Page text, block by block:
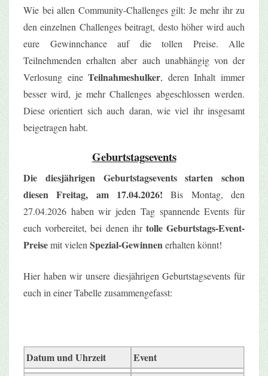
Wie bei allen Community-Challenges gilt: Je mehr ihr zu
den einzelnen Challenges beitragt, desto höher wird auch
eure Gewinnchance auf die tollen Preise. Alle
Teilnehmenden erhalten aber auch unabhängig von der
Verlosung eineTeilnahmeshulker, deren Inhalt immer
besser wird, je mehr Challenges abgeschlossen werden.
Diese orientiert sich auch daran, wie viel ihr insgesamt
beigetragen habt.
Geburtstagsevents
Die diesjährigen Geburtstagsevents starten schon
diesen Freitag, am 17.04.2026! Bis Montag, den
27.04.2026 haben wir jeden Tag spannende Events für
euch vorbereitet, bei denen ihr tolle Geburtstags-Event-
Preisemit vielenSpezial-Gewinnenerhalten könnt!
Hier haben wir unsere diesjährigen Geburtstagsevents für
euch in einer Tabelle zusammengefasst:
Datum und Uhrzeit
Event